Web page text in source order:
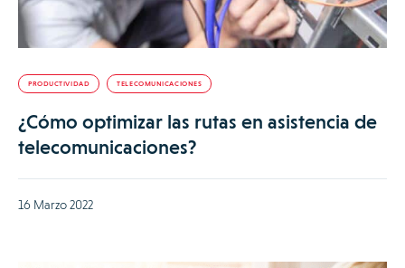
PRODUCTIVIDAD TELECOMUNICACIONES
¿Cómo optimizar las rutas en asistencia de
telecomunicaciones?
16 Marzo 2022